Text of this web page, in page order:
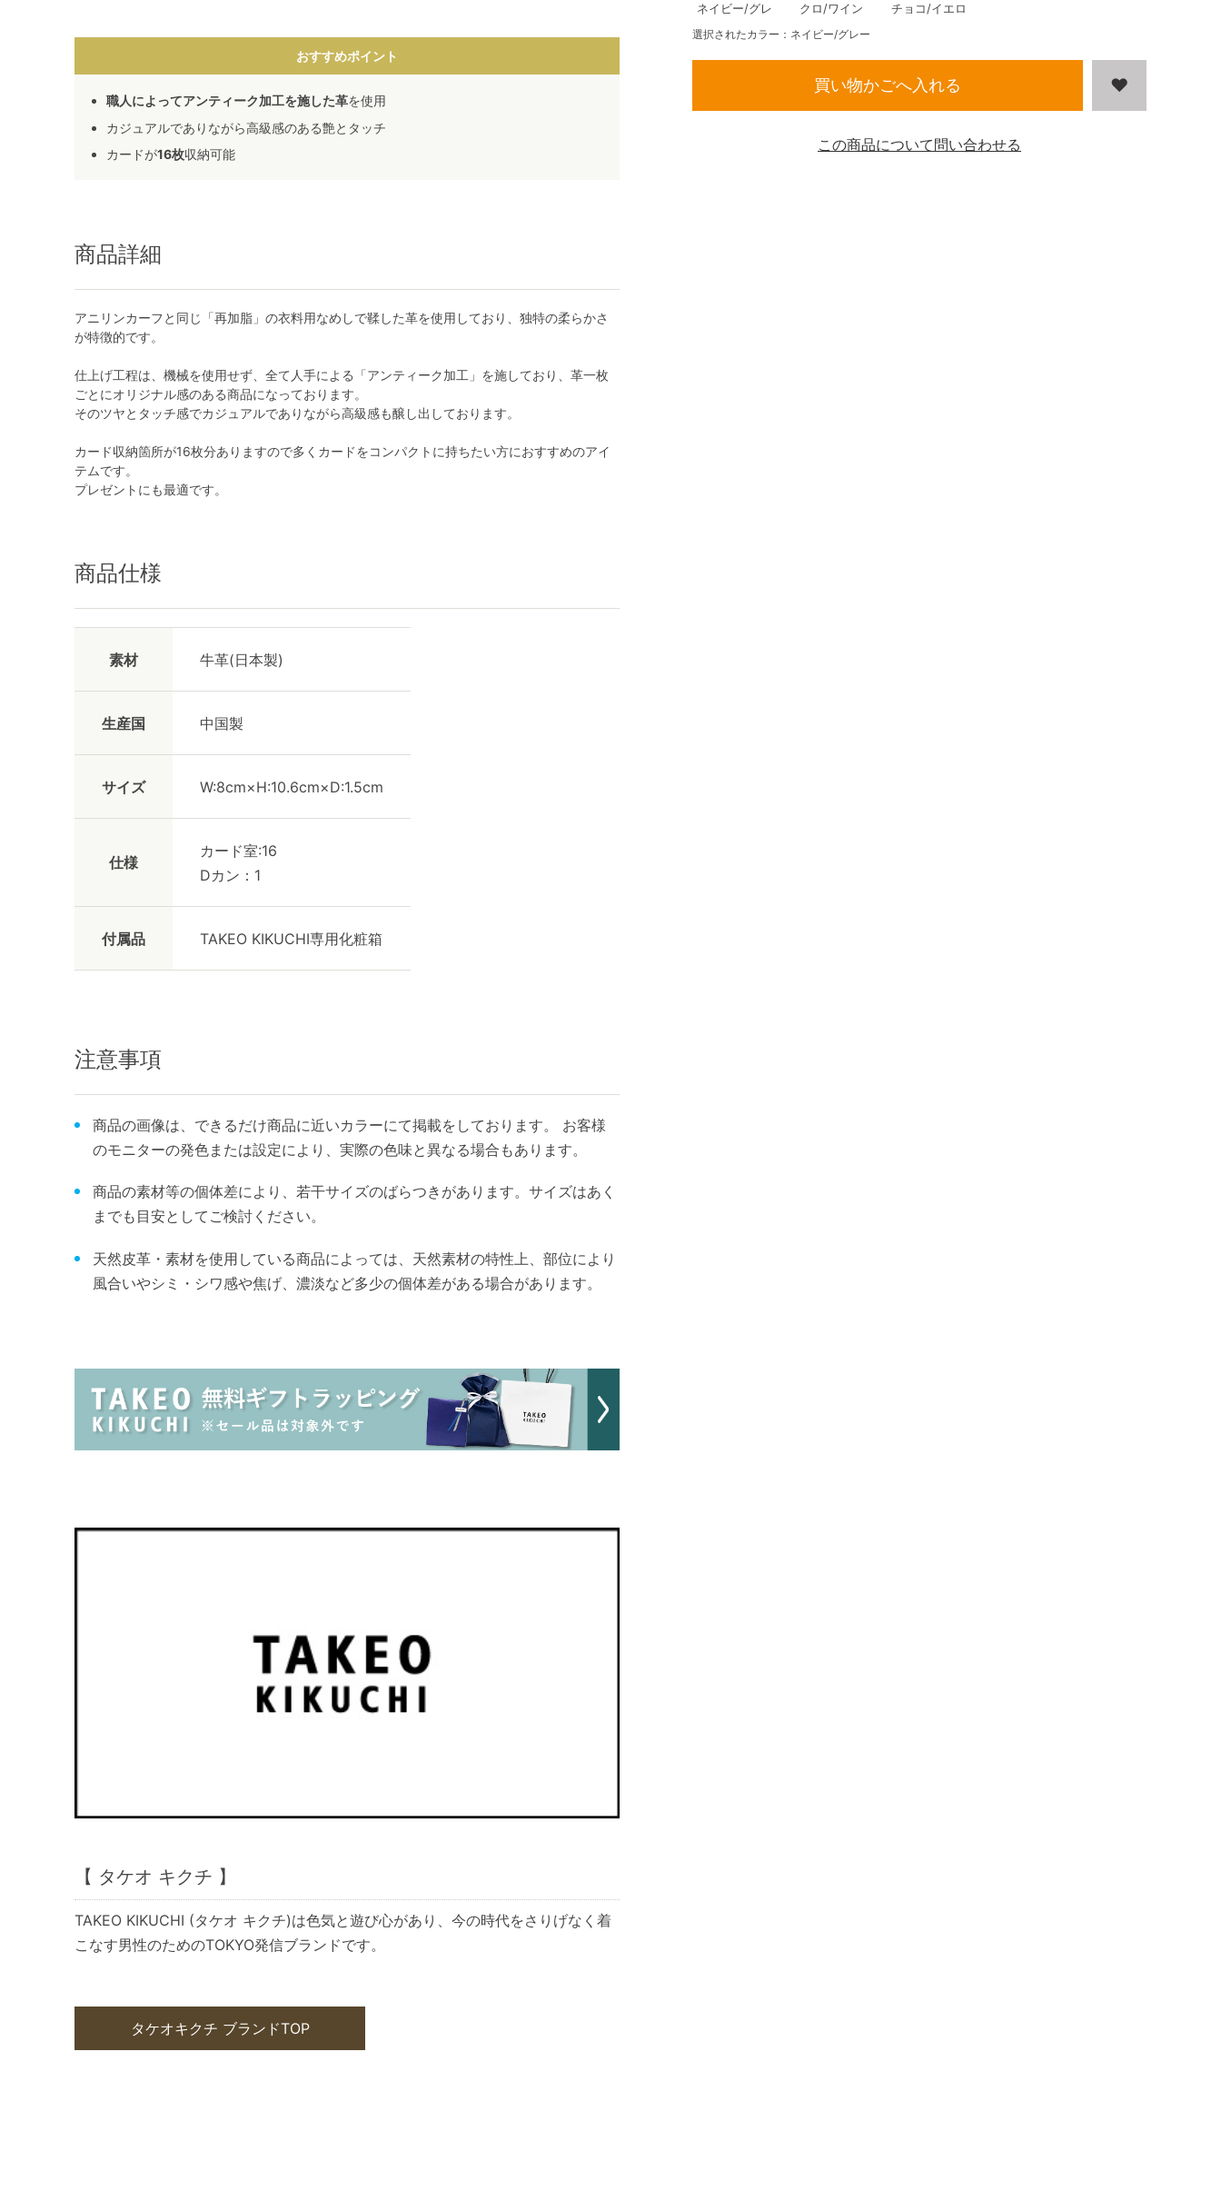
おすすめポイント
職人によってアンティーク加工を施した革を使用
カジュアルでありながら高級感のある艶とタッチ
カードが16枚収納可能
商品詳細
アニリンカーフと同じ「再加脂」の衣料用なめしで鞣した革を使用しており、独特の柔らかさ
が特徴的です。
仕上げ工程は、機械を使用せず、全て人手による「アンティーク加工」を施しており、革一枚
ごとにオリジナル感のある商品になっております。
そのツヤとタッチ感でカジュアルでありながら高級感も醸し出しております。
カード収納箇所が16枚分ありますので多くカードをコンパクトに持ちたい方におすすめのアイ
テムです。
プレゼントにも最適です。
商品仕様
素材 牛革(日本製)
生産国 中国製
サイズ W:8cm×H:10.6cm×D:1.5cm
仕様
カード室:16
Dカン：1
付属品 TAKEO KIKUCHI専用化粧箱
注意事項
商品の画像は、できるだけ商品に近いカラーにて掲載をしております。 お客様
のモニターの発色または設定により、実際の色味と異なる場合もあります。
商品の素材等の個体差により、若干サイズのばらつきがあります。サイズはあく
までも目安としてご検討ください。
天然皮革・素材を使用している商品によっては、天然素材の特性上、部位により
風合いやシミ・シワ感や焦げ、濃淡など多少の個体差がある場合があります。
【 タケオ キクチ 】
TAKEO KIKUCHI (タケオ キクチ)は色気と遊び心があり、今の時代をさりげなく着
こなす男性のためのTOKYO発信ブランドです。
タケオキクチ ブランドTOP
ネイビー/グレ
クロ/ワイン
チョコ/イエロ
選択されたカラー：ネイビー/グレー
買い物かごへ入れる
この商品について問い合わせる